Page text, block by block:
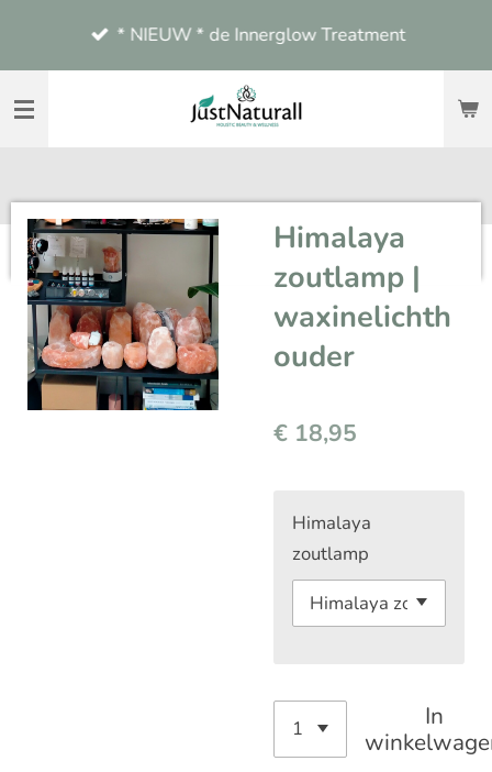
de
hoofdinhoud
* NIEUW * de Innerglow Treatment
Himalaya
zoutlamp |
waxinelichth
ouder
€ 18,95
Himalaya
zoutlamp
In